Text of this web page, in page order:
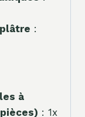
:
à
: 1x